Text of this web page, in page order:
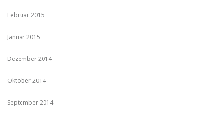
Februar 2015
Januar 2015
Dezember 2014
Oktober 2014
September 2014